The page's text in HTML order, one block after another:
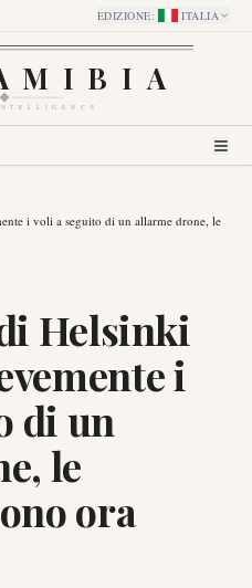
EDIZIONE: ITALIA
i voli a seguito di un allarme drone, le
Helsinki
i
di un
le
ora